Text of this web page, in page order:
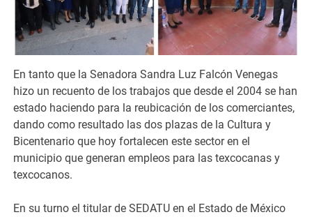
En tanto que la Senadora Sandra Luz Falcón Venegas
hizo un recuento de los trabajos que desde el 2004 se han
estado haciendo para la reubicación de los comerciantes,
dando como resultado las dos plazas de la Cultura y
Bicentenario que hoy fortalecen este sector en el
municipio que generan empleos para las texcocanas y
texcocanos.
En su turno el titular de SEDATU en el Estado de México